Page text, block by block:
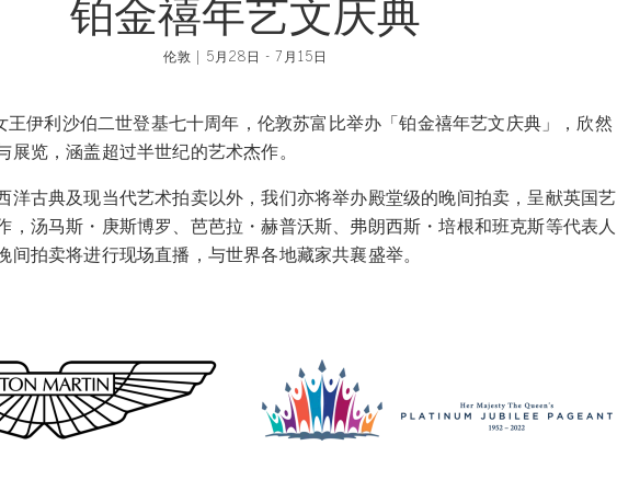
铂金禧年艺文庆典
伦敦 | 5月28日 - 7月15日
王伊利沙伯二世登基七十周年，伦敦苏富比举办「铂金禧年艺文庆典」，欣然
展览，涵盖超过半世纪的艺术杰作。
洋古典及现当代艺术拍卖以外，我们亦将举办殿堂级的晚间拍卖，呈献英国艺
，汤马斯・庚斯博罗、芭芭拉・赫普沃斯、弗朗西斯・培根和班克斯等代表人
间拍卖将进行现场直播，与世界各地藏家共襄盛举。